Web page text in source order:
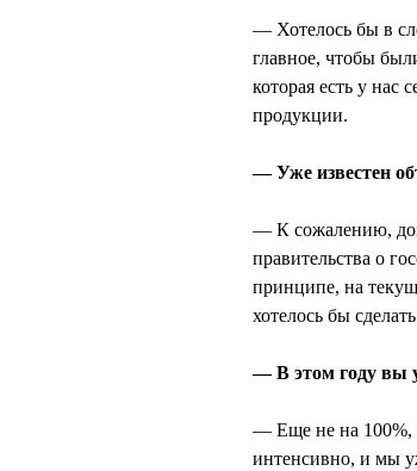
— Хотелось бы в
главное, чтобы
которая есть у нас
продукции.
— Уже известен
— К сожалению,
правительства о
принципе, на
хотелось бы
— В этом году вы
— Еще не на 100%,
интенсивно, и мы